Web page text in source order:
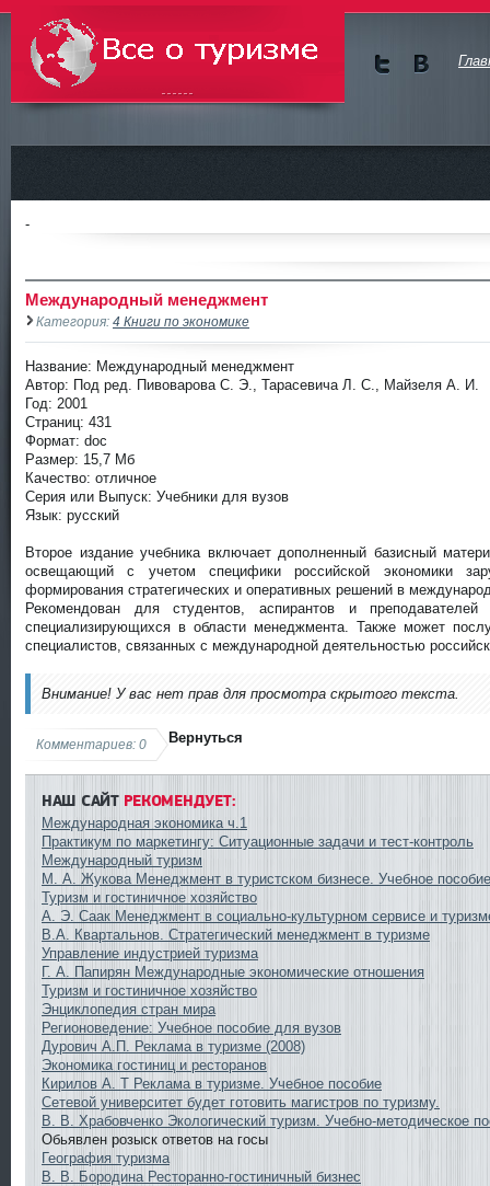
Всё о туризме
-
Международный менеджмент
Категория: 4 Книги по экономике
Название: Международный менеджмент
Автор: Под ред. Пивоварова С. Э., Тарасевича Л. С., Майзеля А. И.
Год: 2001
Страниц: 431
Формат: doc
Размер: 15,7 Мб
Качество: отличное
Серия или Выпуск: Учебники для вузов
Язык: русский
Второе издание учебника включает дополненный базисный
освещающий с учетом специфики российской экономики
формирования стратегических и оперативных решений в
Рекомендован для студентов, аспирантов и
специализирующихся в области менеджмента. Также может
специалистов, связанных с международной деятельностью
Внимание! У вас нет прав для просмотра скрытого текста.
Вернуться
Комментариев: 0
НАШ САЙТРЕКОМЕНДУЕТ:
Международная экономика ч.1
Практикум по маркетингу: Ситуационные задачи и тест-контроль
Международный туризм
М. А. Жукова Менеджмент в туристском бизнесе. Учебное пособие
Туризм и гостиничное хозяйство
А. Э. Саак Менеджмент в социально-культурном сервисе и
В.А. Квартальнов. Стратегический менеджмент в туризме
Управление индустрией туризма
Г. А. Папирян Международные экономические отношения
Туризм и гостиничное хозяйство
Энциклопедия стран мира
Регионоведение: Учебное пособие для вузов
Дурович А.П. Реклама в туризме (2008)
Экономика гостиниц и ресторанов
Кирилов А. Т Реклама в туризме. Учебное пособие
Сетевой университет будет готовить магистров по туризму.
В. В. Храбовченко Экологический туризм. Учебно-методическое
Обьявлен розыск ответов на госы
География туризма
В. В. Бородина Ресторанно-гостиничный бизнес